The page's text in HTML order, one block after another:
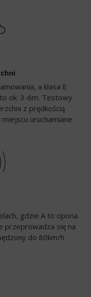
a klasa E
to ok. 3-6m. Testowy
z prędkością
uruchamiane
gdzie A to opona
przeprowadza się na
do 80km/h